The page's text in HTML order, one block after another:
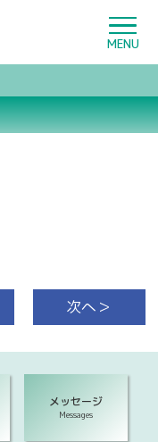
次へ＞
メッセージ
Messages